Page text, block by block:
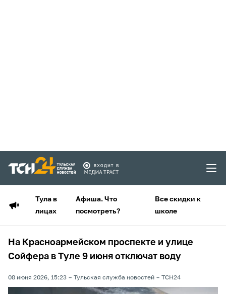
Тула в
лицах
Афиша. Что
посмотреть?
Все скидки к
школе
На Красноармейском проспекте и улице
Сойфера в Туле 9 июня отключат воду
08 июня 2026, 15:23 Тульская служба новостей ТСН24